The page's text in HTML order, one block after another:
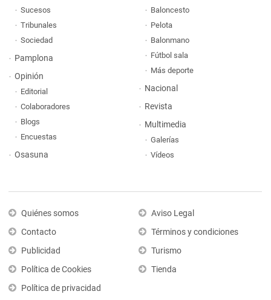
Sucesos
Tribunales
Sociedad
Pamplona
Opinión
Editorial
Colaboradores
Blogs
Encuestas
Osasuna
Baloncesto
Pelota
Balonmano
Fútbol sala
Más deporte
Nacional
Revista
Multimedia
Galerías
Vídeos
Quiénes somos
Contacto
Publicidad
Política de Cookies
Política de privacidad
Aviso Legal
Términos y condiciones
Turismo
Tienda